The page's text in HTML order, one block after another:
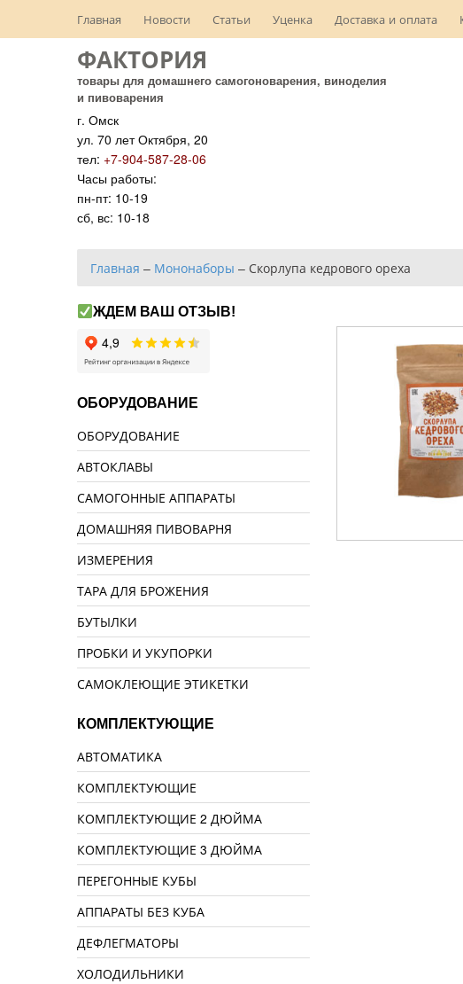
Главная Новости Статьи Уценка Доставка и оплата
ФАКТОРИЯ
товары для домашнего самогоноварения, виноделия
и пивоварения
г. Омск
ул. 70 лет Октября, 20
тел: +7-904-587-28-06
Часы работы:
пн-пт: 10-19
сб, вс: 10-18
Главная – Мононаборы – Скорлупа кедрового ореха
ЖДЕМ ВАШ ОТЗЫВ!
ОБОРУДОВАНИЕ
ОБОРУДОВАНИЕ
АВТОКЛАВЫ
САМОГОННЫЕ АППАРАТЫ
ДОМАШНЯЯ ПИВОВАРНЯ
ИЗМЕРЕНИЯ
ТАРА ДЛЯ БРОЖЕНИЯ
БУТЫЛКИ
ПРОБКИ И УКУПОРКИ
САМОКЛЕЮЩИЕ ЭТИКЕТКИ
КОМПЛЕКТУЮЩИЕ
АВТОМАТИКА
КОМПЛЕКТУЮЩИЕ
КОМПЛЕКТУЮЩИЕ 2 ДЮЙМА
КОМПЛЕКТУЮЩИЕ 3 ДЮЙМА
ПЕРЕГОННЫЕ КУБЫ
АППАРАТЫ БЕЗ КУБА
ДЕФЛЕГМАТОРЫ
ХОЛОДИЛЬНИКИ